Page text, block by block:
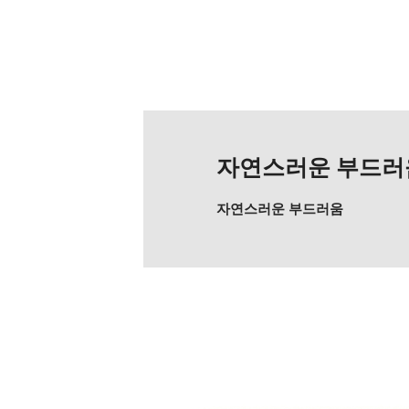
자연스러운 부드
자연스러운 부드러움